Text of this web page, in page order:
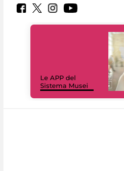
Le APP del
Sistema Musei